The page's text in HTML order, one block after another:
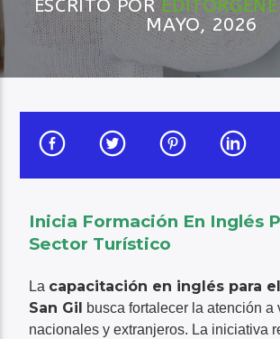
Audio en Vivo
ESCRITO POR
MAYO, 2026
Inicia Formación En Inglés
Sector Turístico
La capacitación en inglés para
San Gil
busca fortalecer la atención a
nacionales y extranjeros. La iniciativa